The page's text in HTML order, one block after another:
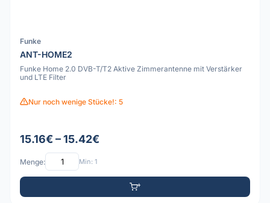
Funke
ANT-HOME2
Funke Home 2.0 DVB-T/T2 Aktive Zimmerantenne mit Verstärker
und LTE Filter
Nur noch wenige Stücke!: 5
15.16€ – 15.42€
Menge: Min: 1